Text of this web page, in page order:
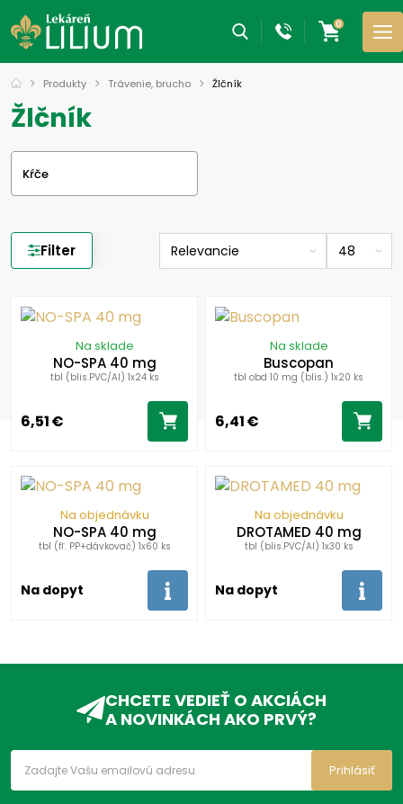
0
Produkty Trávenie, brucho Žlčník
Žlčník
Kŕče
Filter
Na sklade
NO-SPA 40 mg
tbl (blis.PVC/Al) 1x24 ks
6,51 €
Na sklade
Buscopan
tbl obd 10 mg (blis.) 1x20 ks
6,41 €
Na objednávku
NO-SPA 40 mg
tbl (fľ. PP+dávkovač) 1x60 ks
Na dopyt
Na objednávku
DROTAMED 40 mg
tbl (blis.PVC/Al) 1x30 ks
Na dopyt
CHCETE VEDIEŤ O AKCIÁCH
A NOVINKÁCH AKO PRVÝ?
Prihlásiť